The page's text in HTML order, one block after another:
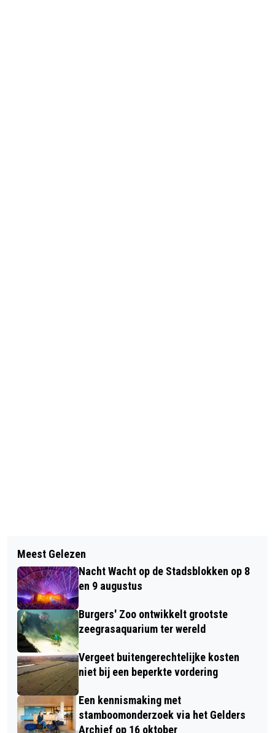
Meest Gelezen
Nacht Wacht op de Stadsblokken op 8
en 9 augustus
Burgers' Zoo ontwikkelt grootste
zeegrasaquarium ter wereld
Vergeet buitengerechtelijke kosten
niet bij een beperkte vordering
Een kennismaking met
stamboomonderzoek via het Gelders
Archief op 16 oktober